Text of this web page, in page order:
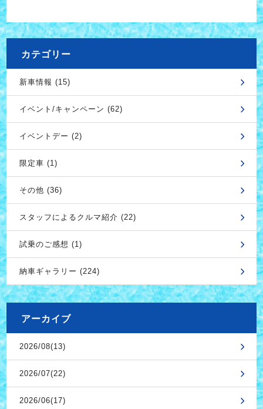
カテゴリー
新車情報 (15)
イベント/キャンペーン (62)
イベントデー (2)
限定車 (1)
その他 (36)
スタッフによるクルマ紹介 (22)
試乗のご感想 (1)
納車ギャラリー (224)
アーカイブ
2026/08(13)
2026/07(22)
2026/06(17)